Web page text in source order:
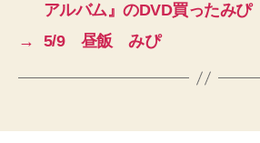
アルバム』のDVD買ったみぴ
→
5/9 昼飯 みぴ